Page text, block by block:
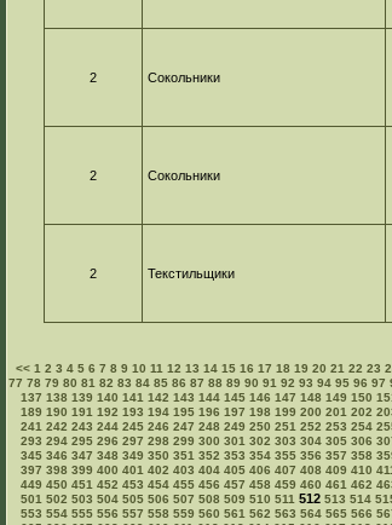
2 Сокольники
2 Сокольники
2 Текстильщики
<< 1 2 3 4 5 6 7 8 9 10 11 12 13 14 15 16 17 18 19 20 21 22 23
77 78 79 80 81 82 83 84 85 86 87 88 89 90 91 92 93 94 95 96 97
137 138 139 140 141 142 143 144 145 146 147 148 149 150
189 190 191 192 193 194 195 196 197 198 199 200 201 202
241 242 243 244 245 246 247 248 249 250 251 252 253 254
293 294 295 296 297 298 299 300 301 302 303 304 305 306
345 346 347 348 349 350 351 352 353 354 355 356 357 358
397 398 399 400 401 402 403 404 405 406 407 408 409 410
449 450 451 452 453 454 455 456 457 458 459 460 461 462
501 502 503 504 505 506 507 508 509 510 511 512 513 514
553 554 555 556 557 558 559 560 561 562 563 564 565 566